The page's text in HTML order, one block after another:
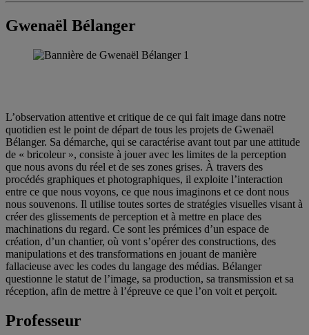
Gwenaël Bélanger
L’observation attentive et critique de ce qui fait image dans notre
quotidien est le point de départ de tous les projets de Gwenaël
Bélanger. Sa démarche, qui se caractérise avant tout par une attitude
de « bricoleur », consiste à jouer avec les limites de la perception
que nous avons du réel et de ses zones grises. À travers des
procédés graphiques et photographiques, il exploite l’interaction
entre ce que nous voyons, ce que nous imaginons et ce dont nous
nous souvenons. Il utilise toutes sortes de stratégies visuelles visant à
créer des glissements de perception et à mettre en place des
machinations du regard. Ce sont les prémices d’un espace de
création, d’un chantier, où vont s’opérer des constructions, des
manipulations et des transformations en jouant de manière
fallacieuse avec les codes du langage des médias. Bélanger
questionne le statut de l’image, sa production, sa transmission et sa
réception, afin de mettre à l’épreuve ce que l’on voit et perçoit.
Professeur